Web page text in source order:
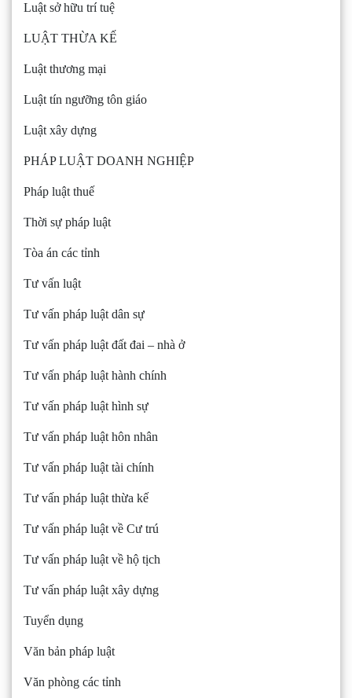
Luật sở hữu trí tuệ
LUẬT THỪA KẾ
Luật thương mại
Luật tín ngưỡng tôn giáo
Luật xây dựng
PHÁP LUẬT DOANH NGHIỆP
Pháp luật thuế
Thời sự pháp luật
Tòa án các tỉnh
Tư vấn luật
Tư vấn pháp luật dân sự
Tư vấn pháp luật đất đai – nhà ở
Tư vấn pháp luật hành chính
Tư vấn pháp luật hình sự
Tư vấn pháp luật hôn nhân
Tư vấn pháp luật tài chính
Tư vấn pháp luật thừa kế
Tư vấn pháp luật về Cư trú
Tư vấn pháp luật về hộ tịch
Tư vấn pháp luật xây dựng
Tuyển dụng
Văn bản pháp luật
Văn phòng các tỉnh